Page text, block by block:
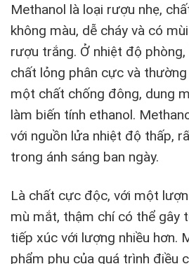
Methanol là loại rượu nhẹ,
không màu, dễ cháy và có
rượu trắng. Ở nhiệt độ
chất lỏng phân cực và
một chất chống đông, dung
làm biến tính ethanol.
với nguồn lửa nhiệt độ thấp,
trong ánh sáng ban ngày.
Là chất cực độc, với một
mù mắt, thậm chí có thể gây
tiếp xúc với lượng nhiều hơn.
phẩm phụ của quá trình điều